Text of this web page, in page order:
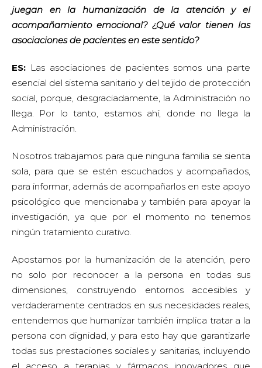
juegan en la humanización de la atención y el
acompañamiento emocional? ¿Qué valor tienen las
asociaciones de pacientes en este sentido?
ES: Las asociaciones de pacientes somos una parte
esencial del sistema sanitario y del tejido de protección
social, porque, desgraciadamente, la Administración no
llega. Por lo tanto, estamos ahí, donde no llega la
Administración.
Nosotros trabajamos para que ninguna familia se sienta
sola, para que se estén escuchados y acompañados,
para informar, además de acompañarlos en este apoyo
psicológico que mencionaba y también para apoyar la
investigación, ya que por el momento no tenemos
ningún tratamiento curativo.
Apostamos por la humanización de la atención, pero
no solo por reconocer a la persona en todas sus
dimensiones, construyendo entornos accesibles y
verdaderamente centrados en sus necesidades reales,
entendemos que humanizar también implica tratar a la
persona con dignidad, y para esto hay que garantizarle
todas sus prestaciones sociales y sanitarias, incluyendo